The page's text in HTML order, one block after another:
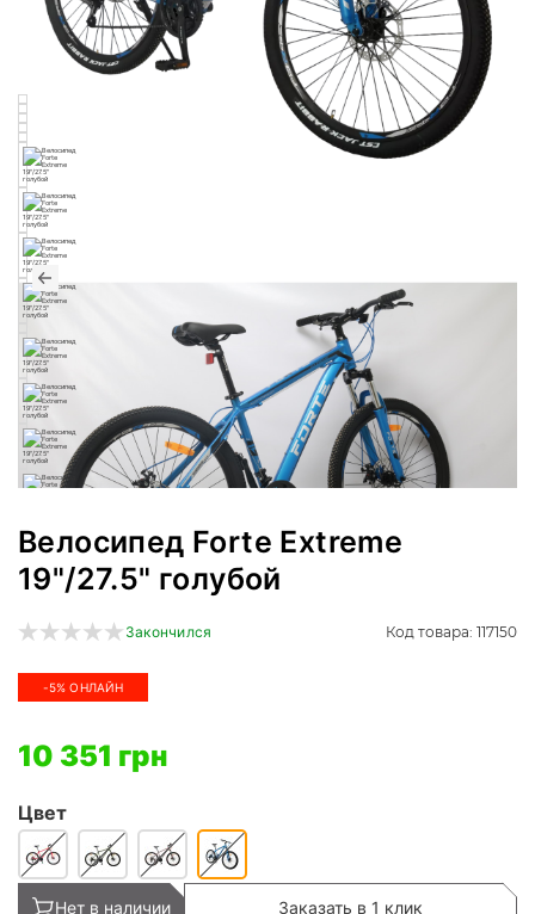
Велосипед Forte Extreme
19"/27.5" голубой
Закончился Код товара: 117150
-5% ОНЛАЙН
10 351 грн
Цвет
Нет в наличии Заказать в 1 клик